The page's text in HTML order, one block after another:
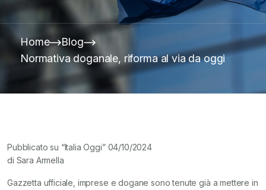
Home
Blog
Normativa doganale, riforma al via da oggi
Pubblicato su “Italia Oggi” 04/10/2024
di Sara Armella
Gazzetta ufficiale, imprese e dogane sono tenute già a mettere in